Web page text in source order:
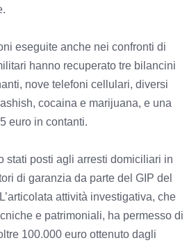
eseguite anche nei confronti di
hanno recuperato tre bilancini
nove telefoni cellulari, diversi
cocaina e marijuana, e una
euro in contanti.
stati posti agli arresti domiciliari in
di garanzia da parte del GIP del
attività investigativa, che
e patrimoniali, ha permesso di
100.000 euro ottenuto dagli